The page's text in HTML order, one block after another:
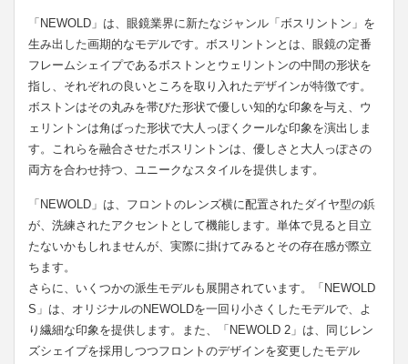
「NEWOLD」は、眼鏡業界に新たなジャンル「ボスリントン」を
生み出した画期的なモデルです。ボスリントンとは、眼鏡の定番
フレームシェイプであるボストンとウェリントンの中間の形状を
指し、それぞれの良いところを取り入れたデザインが特徴です。
ボストンはその丸みを帯びた形状で優しい知的な印象を与え、ウ
ェリントンは角ばった形状で大人っぽくクールな印象を演出しま
す。これらを融合させたボスリントンは、優しさと大人っぽさの
両方を合わせ持つ、ユニークなスタイルを提供します。
「NEWOLD」は、フロントのレンズ横に配置されたダイヤ型の鋲
が、洗練されたアクセントとして機能します。単体で見ると目立
たないかもしれませんが、実際に掛けてみるとその存在感が際立
ちます。
さらに、いくつかの派生モデルも展開されています。「NEWOLD
S」は、オリジナルのNEWOLDを一回り小さくしたモデルで、よ
り繊細な印象を提供します。また、「NEWOLD 2」は、同じレン
ズシェイプを採用しつつフロントのデザインを変更したモデル